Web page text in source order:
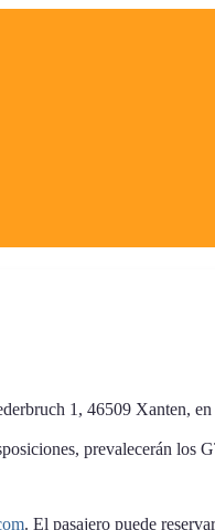
1, 46509 Xanten,
prevalecerán los
. El pasajero puede